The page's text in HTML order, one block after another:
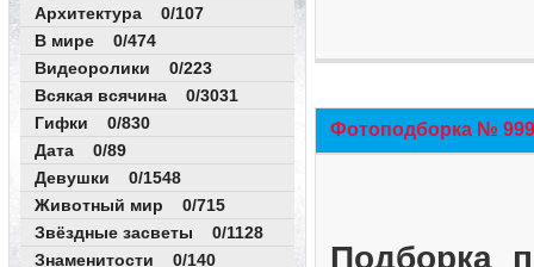
Архитектура 0/107
В мире 0/474
Видеоролики 0/223
Всякая всячина 0/3031
Гифки 0/830
Дата 0/89
Девушки 0/1548
Животный мир 0/715
Звёздные засветы 0/1128
Знаменитости 0/140
Фотоподборка №
Подборка